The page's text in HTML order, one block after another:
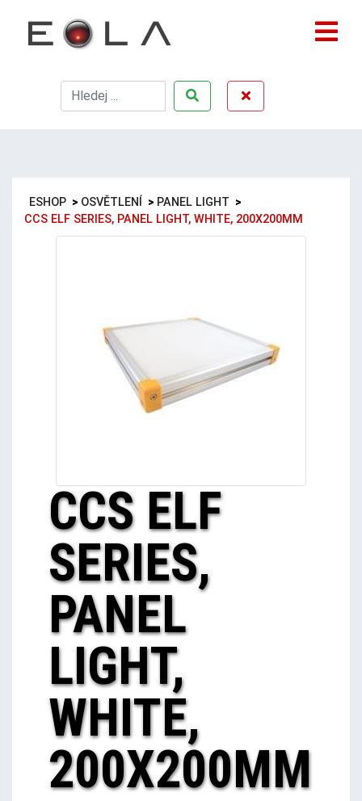
ESHOP > OSVĚTLENÍ > PANEL LIGHT >
CCS ELF SERIES, PANEL LIGHT, WHITE, 200X200MM
CCS ELF
SERIES,
PANEL
LIGHT,
WHITE,
200X200MM